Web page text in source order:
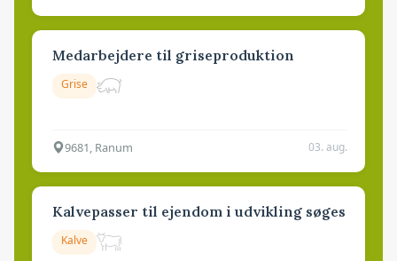
Medarbejdere til griseproduktion
Grise
9681, Ranum 03. aug.
Kalvepasser til ejendom i udvikling søges
Kalve